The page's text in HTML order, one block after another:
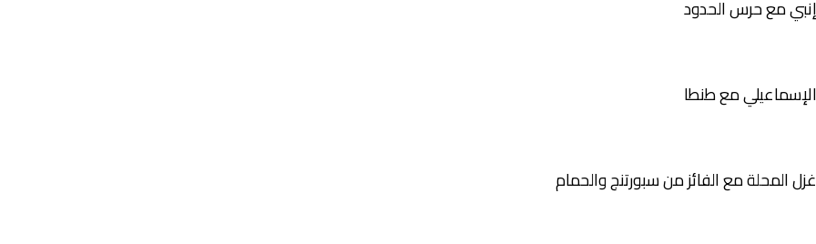
إنبي مع حرس الحدود
الإسماعيلي مع طنطا
غزل المحلة مع الفائز من سبورتنج والحمام